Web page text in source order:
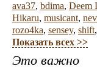
ava37, bdima, Deem
Hikaru, musicant,
rozo4ka, sensey, shift,
Показать всех >>
Это важно